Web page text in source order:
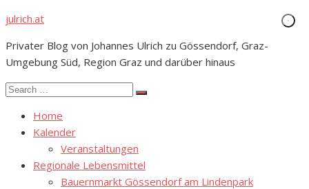
Skip
content
julrich.at
Privater Blog von Johannes Ulrich zu Gössendorf, Graz-
Umgebung Süd, Region Graz und darüber hinaus
Search
Search
Home
Kalender
Veranstaltungen
Regionale Lebensmittel
Bauernmarkt Gössendorf am Lindenpark